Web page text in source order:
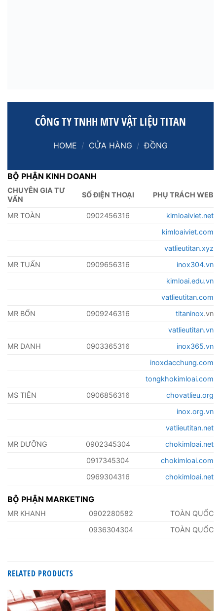
CÔNG TY TNHH MTV VẬT LIỆU TITAN
HOME / CỬA HÀNG / ĐỒNG
BỘ PHẬN KINH DOANH
CHUYÊN GIA TƯ
VẤN
SỐ ĐIỆN THOẠI PHỤ TRÁCH WEB
MR TOÀN 0902456316
kimloaiviet.net
kimloaiviet.com
vatlieutitan.xyz
MR TUẤN
0909656316
inox304.vn
kimloai.edu.vn
vatlieutitan.com
MR BỐN
0909246316 titaninox.vn
vatlieutitan.vn
MR DANH
0903365316
inox365.vn
inoxdacchung.com
tongkhokimloai.com
MS TIÊN
0906856316
chovatlieu.org
inox.org.vn
vatlieutitan.net
MR DƯỠNG
0902345304
chokimloai.net
0917345304
chokimloai.com
0969304316
chokimloai.net
BỘ PHẬN MARKETING
MR KHANH 0902280582
TOÀN QUỐC
0936304304
TOÀN QUỐC
RELATED PRODUCTS